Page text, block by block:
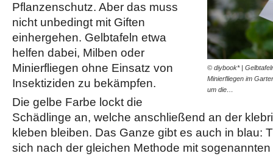
© diybook* |
Minierfliegen im
um die…
Pflanzenschutz. Aber das muss
nicht unbedingt mit Giften
einhergehen. Gelbtafeln etwa
helfen dabei, Milben oder
Minierfliegen ohne Einsatz von
Insektiziden zu bekämpfen.
Die gelbe Farbe lockt die
Schädlinge an, welche anschließend an der
kleben bleiben. Das Ganze gibt es auch in blau:
sich nach der gleichen Methode mit